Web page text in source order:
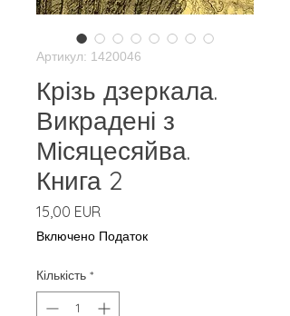
Артикул: 1420046
Крізь дзеркала.
Викрадені з
Місяцесяйва.
Книга 2
15,00 EURЦіна
Включено Податок
Кількість *